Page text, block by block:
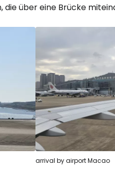
die über eine Brücke
arrival by airport Macao
Community
Weiter mit
Weiter mit
Weiter mit E-